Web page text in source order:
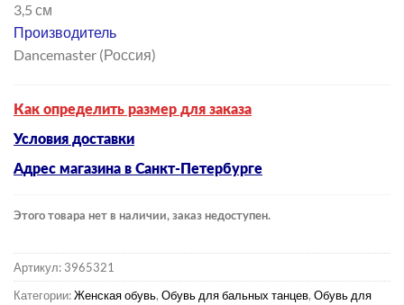
3,5 см
Производитель
Dancemaster (Россия)
Как определить размер для заказа
Условия доставки
Адрес магазина в Санкт-Петербурге
Этого товара нет в наличии, заказ недоступен.
Артикул: 3965321
Категории:Женская обувь, Обувь для бальных танцев, Обувь для